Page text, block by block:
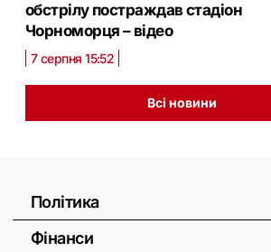
обстрілу постраждав стадіон
Чорноморця – відео
7 серпня 15:52
Всі новини
Політика
Фінанси